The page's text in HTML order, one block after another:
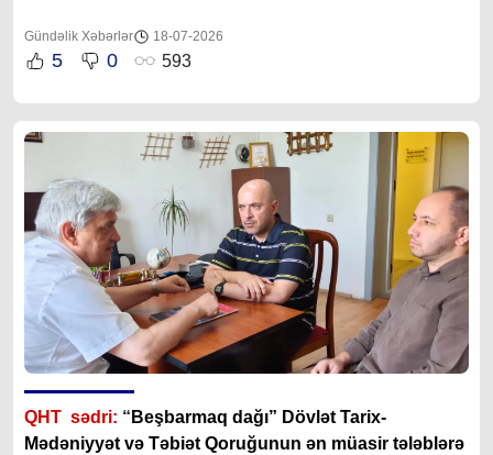
Gündəlik Xəbərlər 18-07-2026
5 0 593
QHT sədri: “ Beşbarmaq dağı” Dövlət Tarix-
Mədəniyyət və Təbiət Qoruğunun ən müasir tələblərə